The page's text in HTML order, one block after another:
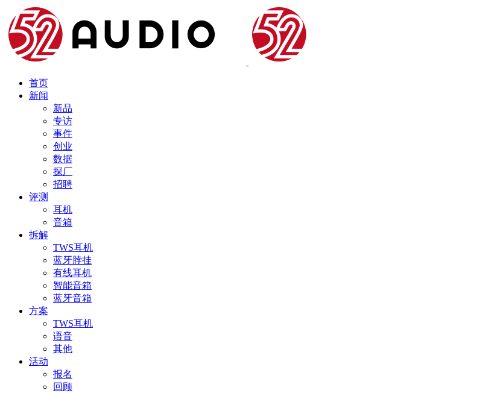
首页
新闻
新品
专访
事件
创业
数据
探厂
招聘
评测
耳机
音箱
拆解
TWS耳机
蓝牙脖挂
有线耳机
智能音箱
蓝牙音箱
方案
TWS耳机
语音
其他
活动
报名
回顾